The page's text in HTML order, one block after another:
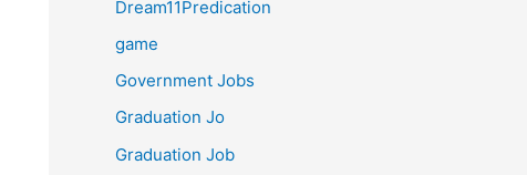
Dream11Predication
game
Government Jobs
Graduation Jo
Graduation Job